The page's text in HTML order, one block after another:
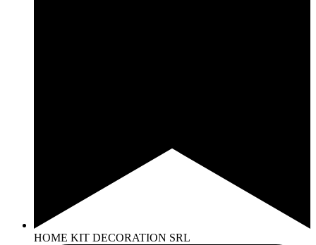
HOME KIT DECORATION SRL